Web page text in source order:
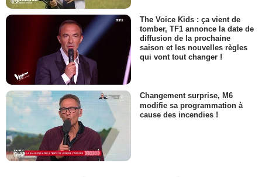
The Voice Kids : ça vient de
tomber, TF1 annonce la date de
diffusion de la prochaine
saison et les nouvelles règles
qui vont tout changer !
Changement surprise, M6
modifie sa programmation à
cause des incendies !